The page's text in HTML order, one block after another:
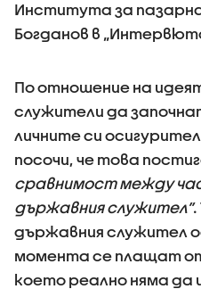
Института за
Богданов в
По отношение на
служители да
личните си
посочи, че това
сравнимост между
държавния служител”.
държавния служител
момента се плащат
което реално няма